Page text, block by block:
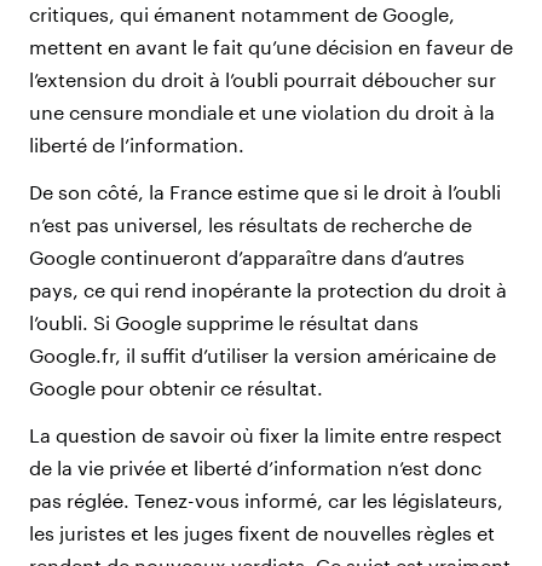
critiques, qui émanent notamment de Google,
mettent en avant le fait qu’une décision en faveur de
l’extension du droit à l’oubli pourrait déboucher sur
une censure mondiale et une violation du droit à la
liberté de l’information.
De son côté, la France estime que si le droit à l’oubli
n’est pas universel, les résultats de recherche de
Google continueront d’apparaître dans d’autres
pays, ce qui rend inopérante la protection du droit à
l’oubli. Si Google supprime le résultat dans
Google.fr, il suffit d’utiliser la version américaine de
Google pour obtenir ce résultat.
La question de savoir où fixer la limite entre respect
de la vie privée et liberté d’information n’est donc
pas réglée. Tenez-vous informé, car les législateurs,
les juristes et les juges fixent de nouvelles règles et